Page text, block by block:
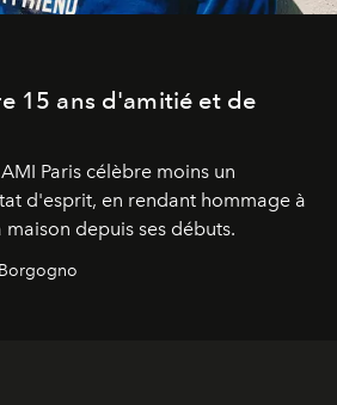
15 ans d'amitié et de
Paris célèbre moins un
d'esprit, en rendant hommage à
depuis ses débuts.